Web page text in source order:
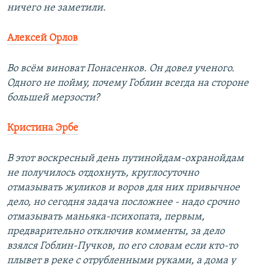
ничего не заметили.
Алексей Орлов
Во всём виноват Понасенков. Он довел ученого.
Одного не пойму, почему Гоблин всегда на стороне
большей мерзости?
Кристина Эрбе
В этот воскресный день путинойдам-охранойдам
не получилось отдохнуть, круглосуточно
отмазывать жуликов и воров для них привычное
дело, но сегодня задача посложнее - надо срочно
отмазывать маньяка-психопата, первым,
предварительно отключив комменты, за дело
взялся Гоблин-Пучков, по его словам если кто-то
плывет в реке с отрубленными руками, а дома у